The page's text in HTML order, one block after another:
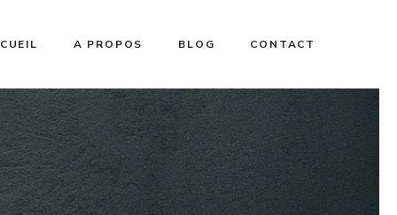
A PROPOS BLOG CONTACT